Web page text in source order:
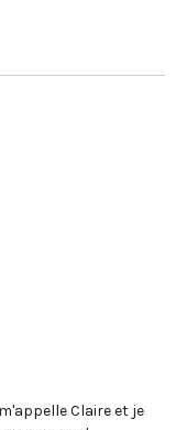
Claire et je